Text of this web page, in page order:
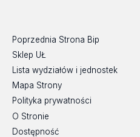
Poprzednia Strona Bip
Sklep UŁ
Lista wydziałów i jednostek
Mapa Strony
Polityka prywatności
O Stronie
Dostępność